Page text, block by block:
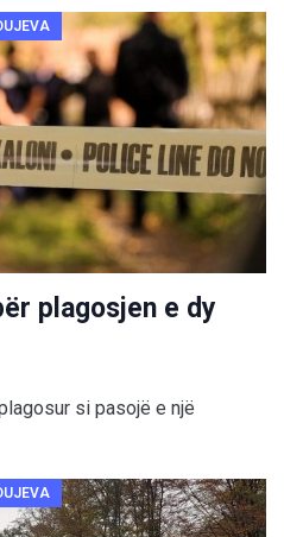
plagosjen e dy
si pasojë e një